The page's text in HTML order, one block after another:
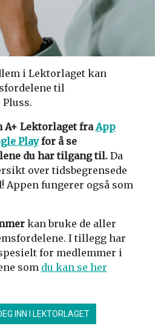
i Lektorlaget kan
til
A+ Lektorlaget fraApp
Playfor å se
du har tilgang til. Da
over tidsbegrensede
Appen fungerer også som
kan bruke de aller
I tillegg har
for medlemmer i
som du kan se her
INN I LEKTORLAGET